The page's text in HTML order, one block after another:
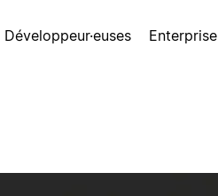
Développeur·euses Enterprise